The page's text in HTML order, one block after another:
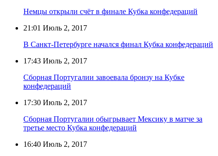
Немцы открыли счёт в финале Кубка конфедераций
21:01 Июль 2, 2017
В Санкт-Петербурге начался финал Кубка конфедераций
17:43 Июль 2, 2017
Сборная Португалии завоевала бронзу на Кубке
конфедераций
17:30 Июль 2, 2017
Сборная Португалии обыгрывает Мексику в матче за
третье место Кубка конфедераций
16:40 Июль 2, 2017